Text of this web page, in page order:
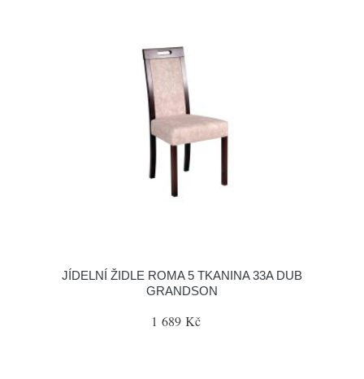
JÍDELNÍ ŽIDLE ROMA 5 TKANINA 33A DUB
GRANDSON
1 689 Kč